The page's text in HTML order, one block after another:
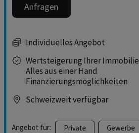
Anfragen
Individuelles Angebot
Wertsteigerung Ihrer Immobilie
Alles aus einer Hand
Finanzierungsmöglichkeiten
Schweizweit verfügbar
Angebot für: Private Gewerbe